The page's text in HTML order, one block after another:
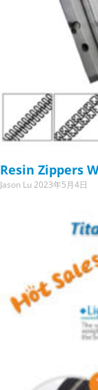
Resin Zippers
Jason Lu2023年5月4日